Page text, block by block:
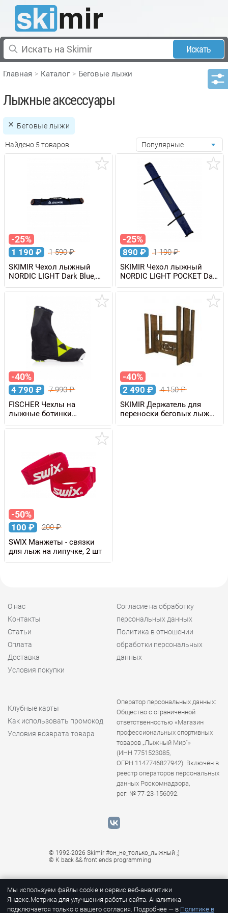
Искать
Главная Каталог Беговые лыжи
Лыжные аксессуары
Беговые лыжи
Найдено 5 товаров Популярные
-25%
1 190 ₽ 1 590₽
SKIMIR Чехол лыжный
NORDIC LIGHT Dark Blue,
186 см
-25%
890 ₽ 1 190₽
SKIMIR Чехол лыжный
NORDIC LIGHT POCKET Dark
Blue, 220 см
-40%
4 790 ₽ 7 990₽
FISCHER Чехлы на
лыжные ботинки
BOOTCOVER RACE
-40%
2 490 ₽ 4 150₽
SKIMIR Держатель для
переноски беговых лыж
на 6 пар
-50%
100 ₽ 200₽
SWIX Манжеты - связки
для лыж на липучке, 2 шт
О нас
Контакты
Статьи
Оплата
Доставка
Условия покупки
Согласие на обработку
персональных данных
Политика в отношении
обработки персональных
данных
Клубные карты
Как использовать промокод
Условия возврата товара
Оператор персональных данных:
Общество с ограниченной
ответственностью «Магазин
профессиональных спортивных
товаров „Лыжный Мир“»
(ИНН 7751523085,
ОГРН 1147746827942). Включён в
реестр операторов персональных
данных Роскомнадзора,
рег. № 77-23-156092.
© 1992-2026 Skimir #он_не_только_лыжный ;)
© K back && front ends programming
Мы используем файлы cookie и сервис веб-аналитики
Яндекс.Метрика для улучшения работы сайта. Аналитика
подключается только с вашего согласия. Подробнее — в Политике в